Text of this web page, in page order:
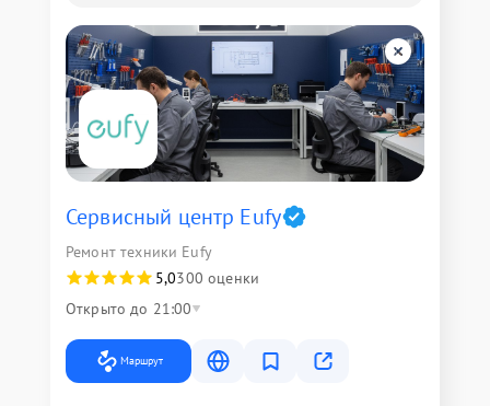
Сервисный центр Eufy
Ремонт техники Eufy
5,0300 оценки
Открыто до 21:00
Маршрут